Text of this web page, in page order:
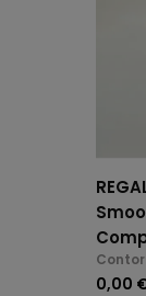
Comprar Deep
Deep
0,00